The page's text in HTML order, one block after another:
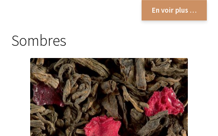
Thés gourmands
Thés menthe & végétal
Thés natures
En voir plus …
Sombres